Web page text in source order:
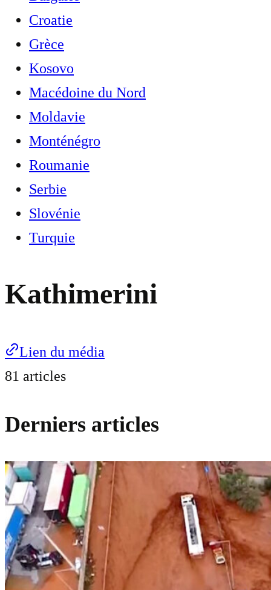
Croatie
Grèce
Kosovo
Macédoine du Nord
Moldavie
Monténégro
Roumanie
Serbie
Slovénie
Turquie
Kathimerini
Lien du média
81 articles
Derniers articles